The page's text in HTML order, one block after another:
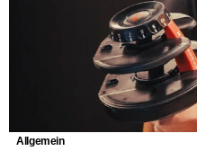
Allgemein